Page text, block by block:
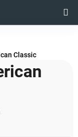
KOŠÍK
Classic